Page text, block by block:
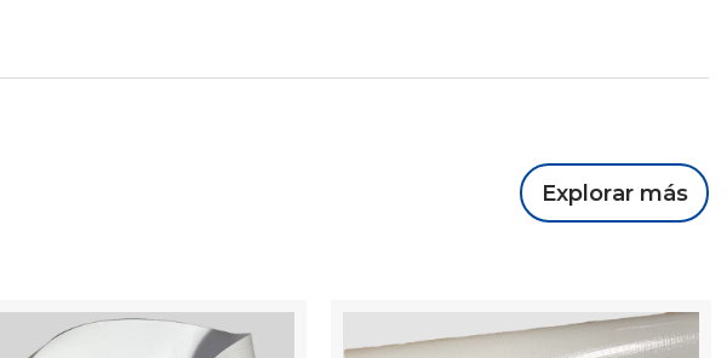
Explorar más